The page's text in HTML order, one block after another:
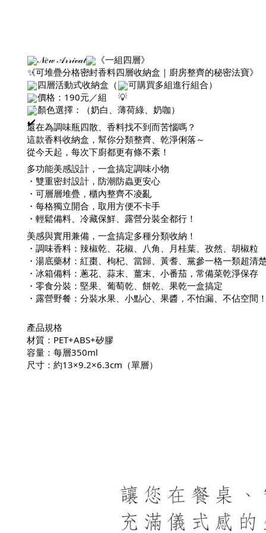
𝒩𝑒𝓌 𝒜𝓇𝓇𝒾𝓋𝒶𝓁
《一組四層》
《可堆疊分格密封香料四層收納盒｜廚房整齊的秘密法寶》
四層活動式收納盒（
可購買多組進行組合）
價格：190元／組
顏色選擇：（奶白、薄荷綠、奶咖）
還在為調味瓶四散、香料找不到而苦惱嗎？
這款香料收納盒，幫你分類整齊、乾淨俐落～
從今天起，每次下廚都更有條不紊！
多功能美感設計，一盒搞定調味小物
・雙重密封設計，防潮防蟲更安心
・可層層堆疊，櫃內整齊不凌亂
・每格獨立開合，取用方便不卡手
・輕鬆備料、冷藏保鮮、露營分裝全都行！
美感與實用兼備，一盒搞定多種分類收納！
・調味香料：辣椒乾、花椒、八角、月桂葉、孜然、胡椒粒
・湯底藥材：紅棗、枸杞、當歸、黃耆、黨參一格一類超清
・冰箱備料：蔥花、蒜末、薑末、小番茄，常備菜乾淨保存
・零食分裝：堅果、葡萄乾、餅乾、果乾一盒搞定
・露營野餐：分裝水果、小點心、果醬，不怕漏、不佔空間
產品規格
材質：PET+ABS+矽膠
容量：每層350ml
尺寸：約13×9.2×6.3cm（單層）